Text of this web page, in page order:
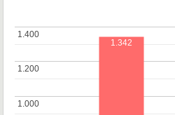
1.000
1.000
1.200
1.200
1.400
1.400
1.342